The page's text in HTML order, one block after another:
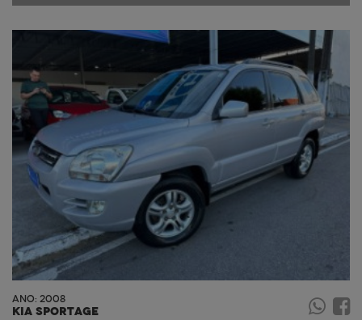
ANO: 2008
KIA SPORTAGE